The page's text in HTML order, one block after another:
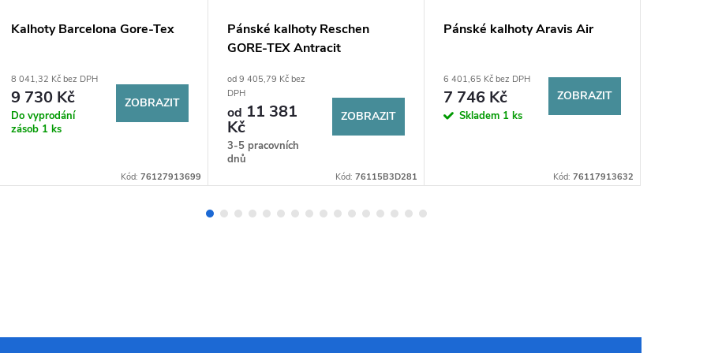
Kalhoty Barcelona Gore-Tex
8 041,32 Kč bez DPH
9 730 Kč
Do vyprodání
zásob 1 ks
ZOBRAZIT
Kód: 76127913699
Pánské kalhoty Reschen
GORE-TEX Antracit
od 9 405,79 Kč bez
DPH
od 11 381
Kč
3-5 pracovních
dnů
ZOBRAZIT
Kód: 76115B3D281
Pánské kalhoty Aravis Air
6 401,65 Kč bez DPH
7 746 Kč
Skladem 1 ks
ZOBRAZIT
Kód: 76117913632